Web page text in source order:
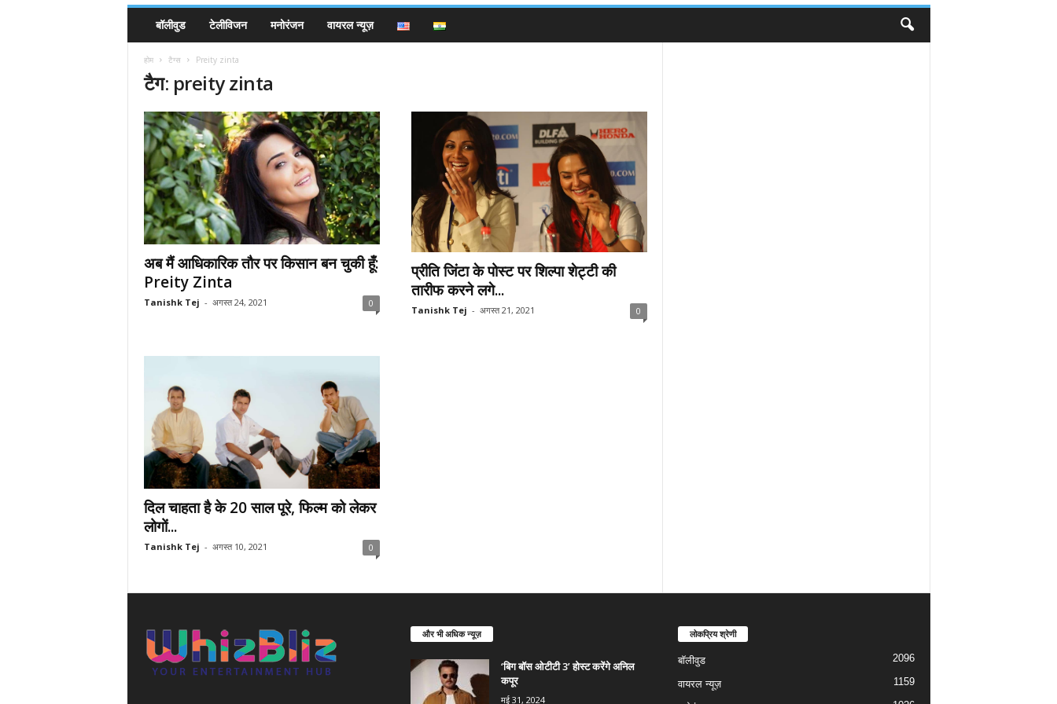
बॉलीवुड टेलीविजन मनोरंजन वायरल न्यूज़
होम टैग्स Preity zinta
टैग: preity zinta
अब मैं आधिकारिक तौर पर किसान बन चुकी हूँ:
Preity Zinta
Tanishk Tej - अगस्त 24, 2021 0
प्रीति जिंटा के पोस्ट पर शिल्पा शेट्टी की
तारीफ करने लगे...
Tanishk Tej - अगस्त 21, 2021 0
दिल चाहता है के 20 साल पूरे, फिल्म को लेकर
लोगों...
Tanishk Tej - अगस्त 10, 2021 0
और भी अधिक न्यूज़
‘बिग बॉस ओटीटी 3’ होस्ट करेंगे अनिल
कपूर
मई 31, 2024
लोकप्रिय श्रेणी
बॉलीवुड 2096
वायरल न्यूज़ 1159